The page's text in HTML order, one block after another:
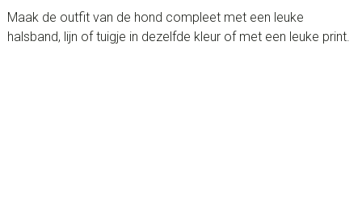
Maak de outfit van de hond compleet met een leuke
halsband, lijn of tuigje in dezelfde kleur of met een leuke print.